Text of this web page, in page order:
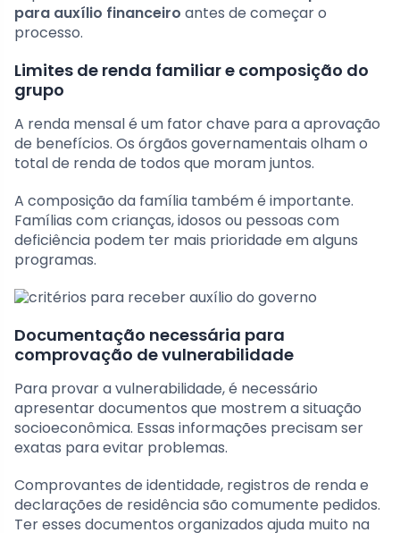
para auxílio financeiro antes de começar o
processo.
Limites de renda familiar e composição do
grupo
A renda mensal é um fator chave para a aprovação
de benefícios. Os órgãos governamentais olham o
total de renda de todos que moram juntos.
A composição da família também é importante.
Famílias com crianças, idosos ou pessoas com
deficiência podem ter mais prioridade em alguns
programas.
Documentação necessária para
comprovação de vulnerabilidade
Para provar a vulnerabilidade, é necessário
apresentar documentos que mostrem a situação
socioeconômica. Essas informações precisam ser
exatas para evitar problemas.
Comprovantes de identidade, registros de renda e
declarações de residência são comumente pedidos.
Ter esses documentos organizados ajuda muito na